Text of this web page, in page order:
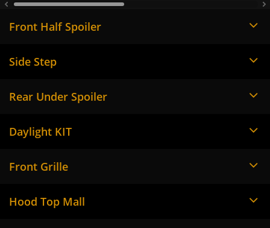
Front Half Spoiler
Side Step
Rear Under Spoiler
Daylight KIT
Front Grille
Hood Top Mall